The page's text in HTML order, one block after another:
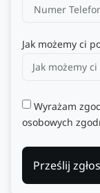
Jak możemy ci
Wyrażam
osobowych
Prześlij